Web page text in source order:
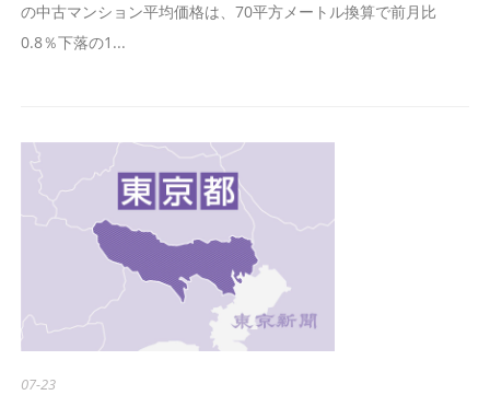
の中古マンション平均価格は、70平方メートル換算で前月比
0.8％下落の1...
07-23